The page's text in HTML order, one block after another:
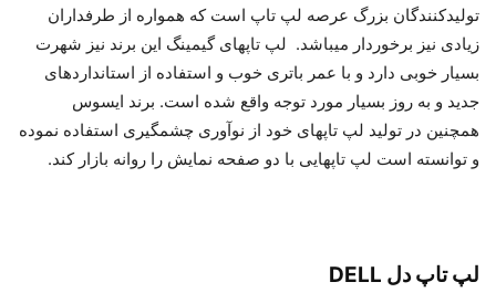
تولیدکنندگان بزرگ عرصه لپ تاپ است که همواره از طرفداران
زیادی نیز برخوردار می­باشد. لپ تاپ­های گیمینگ این برند نیز شهرت
بسیار خوبی دارد و با عمر باتری خوب و استفاده از استانداردهای
جدید و به روز بسیار مورد توجه واقع شده است. برند ایسوس
همچنین در تولید لپ تاپ­های خود از نوآوری چشمگیری استفاده نموده
و توانسته است لپ تاپ­هایی با دو صفحه نمایش را روانه بازار کند.
لپ تاپ دل DELL